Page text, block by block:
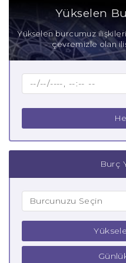
Anne
Baba
Yükselen
Yükselen burcumuz
çevremizle olan
Burç